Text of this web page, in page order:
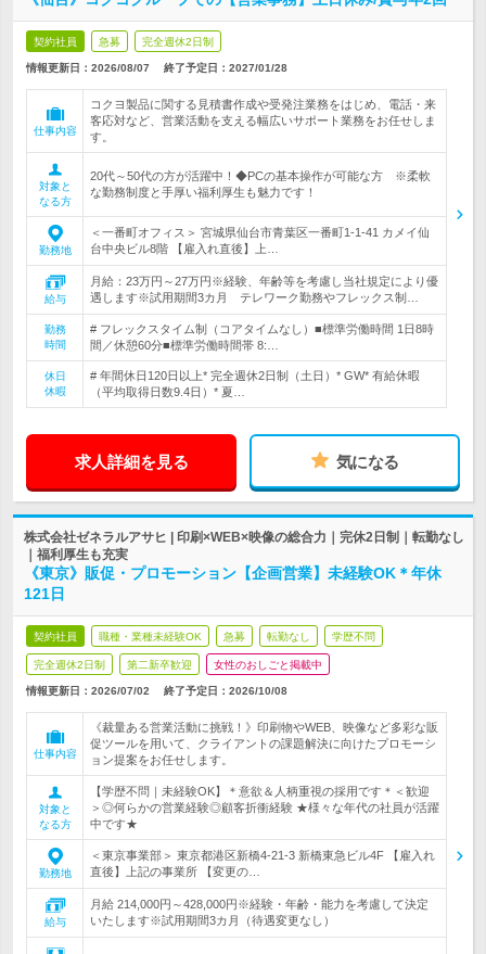
契約社員 急募 完全週休2日制
情報更新日：2026/08/07 終了予定日： 2027/01/28
仕事内容
コクヨ製品に関する見積書作成や受発注業務をはじめ、電話・来
客応対など、営業活動を支える幅広いサポート業務をお任せしま
す。
対象と
なる方
20代～50代の方が活躍中！◆PCの基本操作が可能な方 ※柔軟
な勤務制度と手厚い福利厚生も魅力です！
勤務地
＜一番町オフィス＞ 宮城県仙台市青葉区一番町1-1-41 カメイ仙
台中央ビル8階 【雇入れ直後】上…
給与
月給：23万円～27万円※経験、年齢等を考慮し当社規定により優
遇します※試用期間3カ月 テレワーク勤務やフレックス制…
勤務
時間
# フレックスタイム制（コアタイムなし）■標準労働時間 1日8時
間／休憩60分■標準労働時間帯 8:…
休日
休暇
# 年間休日120日以上* 完全週休2日制（土日）* GW* 有給休暇
（平均取得日数9.4日）* 夏…
求人詳細を見る 気になる
株式会社ゼネラルアサヒ | 印刷×WEB×映像の総合力｜完休2日制｜転勤なし
｜福利厚生も充実
《東京》販促・プロモーション【企画営業】未経験OK＊年休
121日
契約社員 職種・業種未経験OK 急募 転勤なし 学歴不問
完全週休2日制 第二新卒歓迎 女性のおしごと掲載中
情報更新日：2026/07/02 終了予定日： 2026/10/08
仕事内容
《裁量ある営業活動に挑戦！》印刷物やWEB、映像など多彩な販
促ツールを用いて、クライアントの課題解決に向けたプロモーシ
ョン提案をお任せします。
対象と
なる方
【学歴不問｜未経験OK】＊意欲＆人柄重視の採用です＊＜歓迎
＞◎何らかの営業経験◎顧客折衝経験 ★様々な年代の社員が活躍
中です★
勤務地
＜東京事業部＞ 東京都港区新橋4-21-3 新橋東急ビル4F 【雇入れ
直後】上記の事業所 【変更の…
給与
月給 214,000円～428,000円※経験・年齢・能力を考慮して決定
いたします※試用期間3カ月（待遇変更なし）